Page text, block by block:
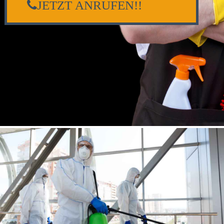
JETZT ANRUFEN!!